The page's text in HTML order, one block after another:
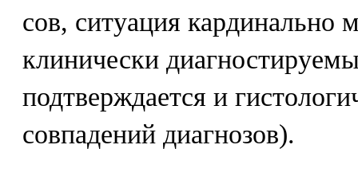
сов, ситуация кардинально
клинически
подтверждается и
совпадений диагнозов).